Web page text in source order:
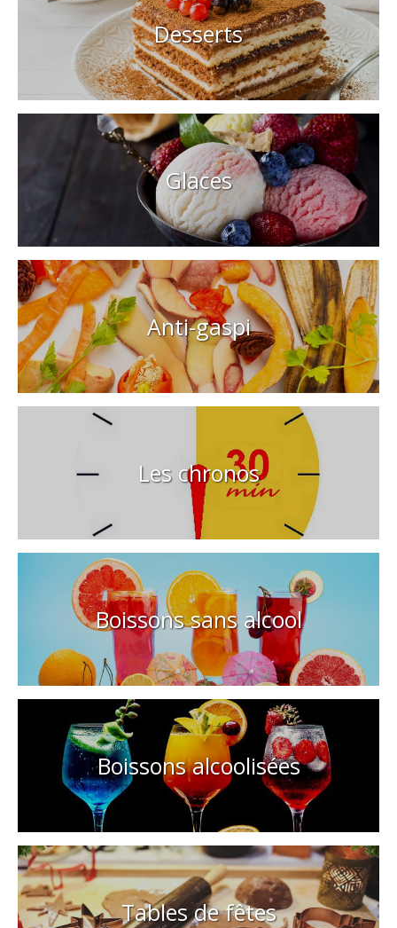
Desserts
Glaces
Anti-gaspi
Les chronos
Boissons sans alcool
Boissons alcoolisées
Tables de fêtes